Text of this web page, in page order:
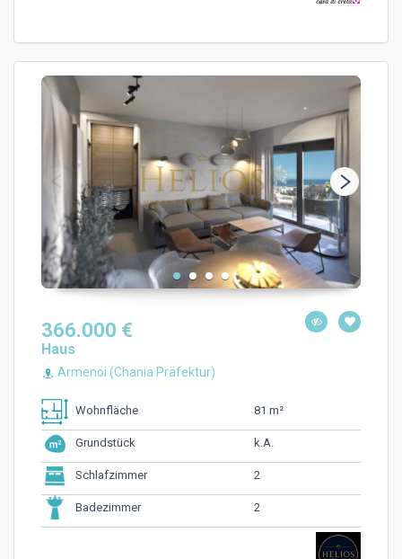
366.000 €
Haus
Armenoi (Chania Präfektur)
Wohnfläche 81 m²
Grundstück k.A.
Schlafzimmer 2
Badezimmer 2